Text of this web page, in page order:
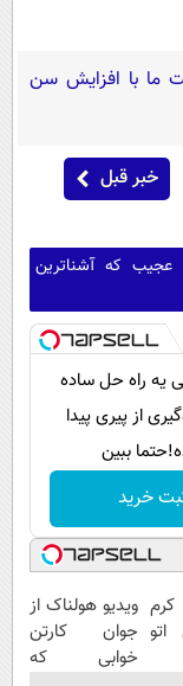
ما با افزایش سن
خبر قبل
عجیب که آشناترین
یه راه حل ساده
از پیری پیدا
ببین
خرید
اتو
ویدیو هولناک از
جوان کارتن
خوابی که